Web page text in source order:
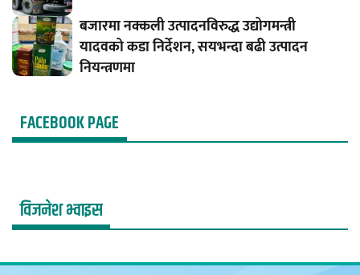
बजारमा नक्कली उत्पादनविरुद्ध उद्योगमन्त्री
यादवको कडा निर्देशन, सयभन्दा बढी उत्पादन
नियन्त्रणमा
FACEBOOK PAGE
विजनेश भ्वाइस